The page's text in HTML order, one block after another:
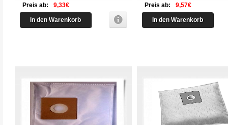
Preis ab: 9,33€
In den Warenkorb
Preis ab: 9,57€
In den Warenkorb